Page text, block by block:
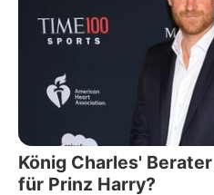
König Charles'
für Prinz Harry?